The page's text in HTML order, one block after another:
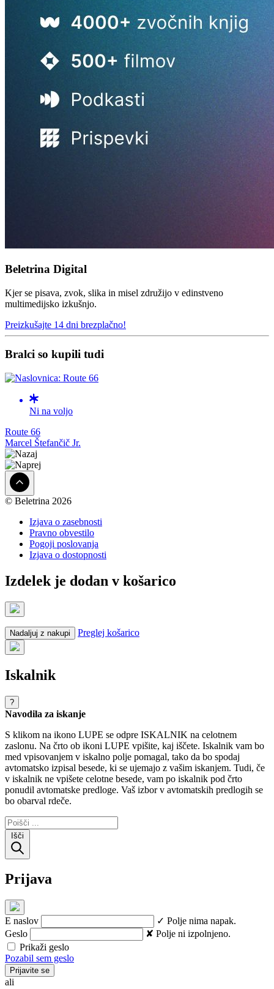
Beletrina Digital
Kjer se pisava, zvok, slika in misel združijo v edinstveno
multimedijsko izkušnjo.
Preizkušajte 14 dni brezplačno!
Bralci so kupili tudi
Ni na voljo
Route 66
Marcel Štefančič Jr.
© Beletrina 2026
Izjava o zasebnosti
Pravno obvestilo
Pogoji poslovanja
Izjava o dostopnosti
Izdelek je dodan v košarico
Nadaljuj z nakupi Preglej košarico
Iskalnik
?
Navodila za iskanje
S klikom na ikono LUPE se odpre ISKALNIK na celotnem
zaslonu. Na črto ob ikoni LUPE vpišite, kaj iščete. Iskalnik vam bo
med vpisovanjem v iskalno polje pomagal, tako da bo spodaj
avtomatsko izpisal besede, ki se ujemajo z vašim iskanjem. Tudi, če
v iskalnik ne vpišete celotne besede, vam po iskalnik pod črto
ponudil avtomatske predloge. Vaš izbor v avtomatskih predlogih se
bo obarval rdeče.
Išči
Prijava
E naslov
✓ Polje nima napak.
Geslo
✘ Polje ni izpolnjeno.
Prikaži geslo
Pozabil sem geslo
Prijavite se
ali